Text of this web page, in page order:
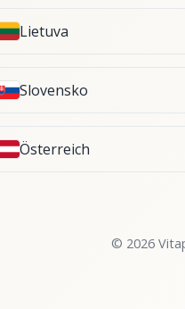
Lietuva
Slovensko
Österreich
© 2026